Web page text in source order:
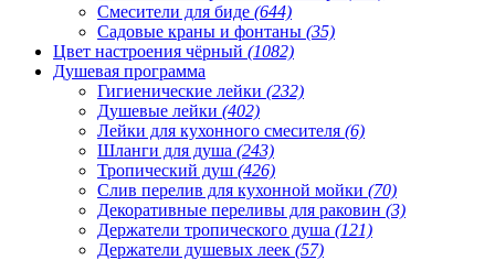
Смесители для биде (644)
Садовые краны и фонтаны (35)
Цвет настроения чёрный (1082)
Душевая программа
Гигиенические лейки (232)
Душевые лейки (402)
Лейки для кухонного смесителя (6)
Шланги для душа (243)
Тропический душ (426)
Слив перелив для кухонной мойки (70)
Декоративные переливы для раковин (3)
Держатели тропического душа (121)
Держатели душевых леек (57)